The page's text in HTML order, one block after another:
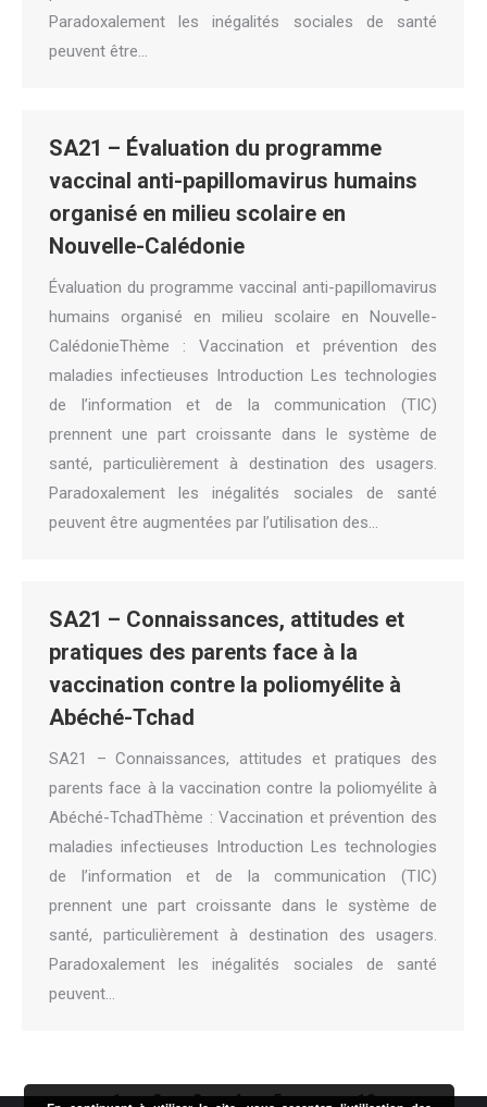
Paradoxalement les inégalités sociales de santé
peuvent être…
SA21 – Évaluation du programme
vaccinal anti-papillomavirus humains
organisé en milieu scolaire en
Nouvelle-Calédonie
Évaluation du programme vaccinal anti-papillomavirus
humains organisé en milieu scolaire en Nouvelle-
CalédonieThème : Vaccination et prévention des
maladies infectieuses Introduction Les technologies
de l’information et de la communication (TIC)
prennent une part croissante dans le système de
santé, particulièrement à destination des usagers.
Paradoxalement les inégalités sociales de santé
peuvent être augmentées par l’utilisation des…
SA21 – Connaissances, attitudes et
pratiques des parents face à la
vaccination contre la poliomyélite à
Abéché-Tchad
SA21 – Connaissances, attitudes et pratiques des
parents face à la vaccination contre la poliomyélite à
Abéché-TchadThème : Vaccination et prévention des
maladies infectieuses Introduction Les technologies
de l’information et de la communication (TIC)
prennent une part croissante dans le système de
santé, particulièrement à destination des usagers.
Paradoxalement les inégalités sociales de santé
peuvent…
1 2 3 4 5 … 13